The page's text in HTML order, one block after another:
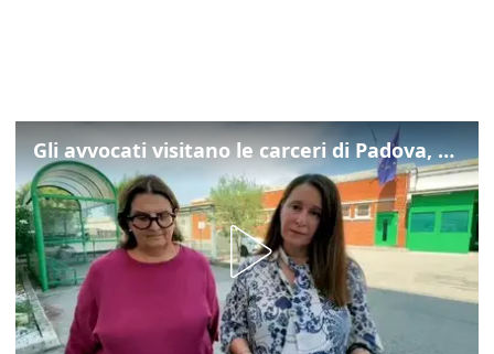
Gli avvocati visitano le carceri di Padova, ecco cosa hanno trovato